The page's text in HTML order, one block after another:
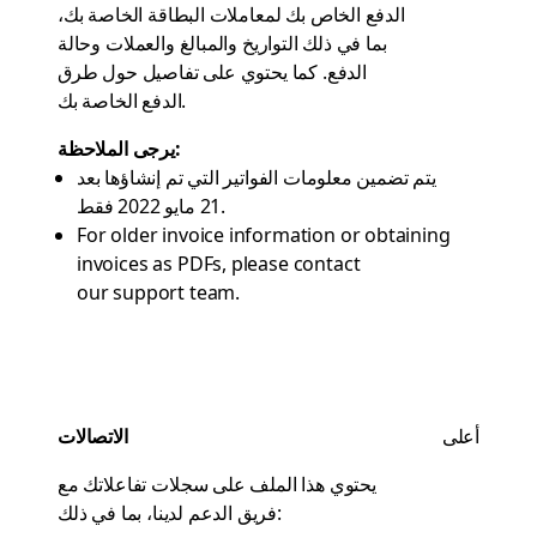
الدفع الخاص بك لمعاملات البطاقة الخاصة بك،
بما في ذلك التواريخ والمبالغ والعملات وحالة
الدفع. كما يحتوي على تفاصيل حول طرق
الدفع الخاصة بك.
يرجى الملاحظة:
يتم تضمين معلومات الفواتير التي تم إنشاؤها بعد
21 مايو 2022 فقط.
For older invoice information or obtaining
invoices as PDFs, please contact
our support team.
الاتصالات
أعلى
يحتوي هذا الملف على سجلات تفاعلاتك مع
فريق الدعم لدينا، بما في ذلك: